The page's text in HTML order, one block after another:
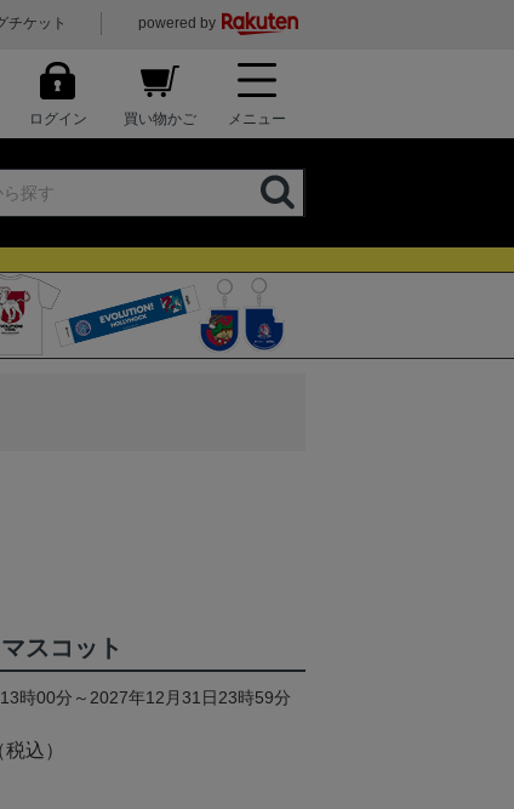
チケット powered by
ログイン 買い物かご メニュー
スコット
時00分～2027年12月31日23時59分
税込）